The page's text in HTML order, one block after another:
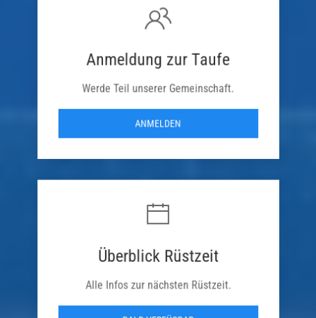
Anmeldung zur Taufe
Werde Teil unserer Gemeinschaft.
ANMELDEN
Überblick Rüstzeit
Alle Infos zur nächsten Rüstzeit.